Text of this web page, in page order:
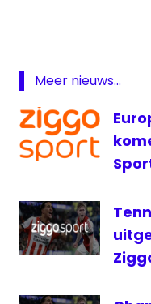
Championship
Ziggo
Sport
Meer nieuws...